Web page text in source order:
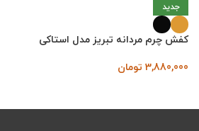
جدید
کفش چرم مردانه تبریز مدل استاکی
3,880,000 تومان